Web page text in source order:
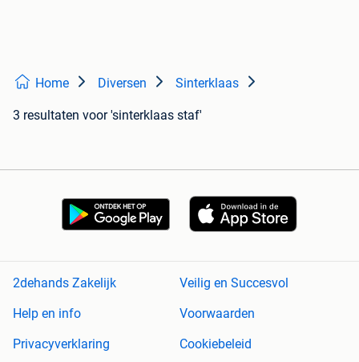
Home Diversen Sinterklaas
3 resultaten voor 'sinterklaas staf'
2dehands Zakelijk
Veilig en Succesvol
Help en info
Voorwaarden
Privacyverklaring
Cookiebeleid